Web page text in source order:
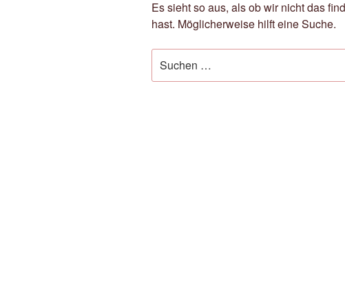
Es sieht so aus, als ob wir nicht das
hast. Möglicherweise hilft eine Suche.
nach: